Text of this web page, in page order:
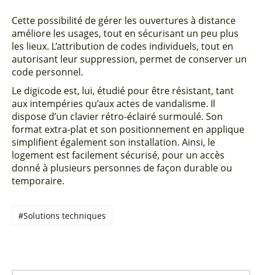
Cette possibilité de gérer les ouvertures à distance
améliore les usages, tout en sécurisant un peu plus
les lieux. L’attribution de codes individuels, tout en
autorisant leur suppression, permet de conserver un
code personnel.
Le digicode est, lui, étudié pour être résistant, tant
aux intempéries qu’aux actes de vandalisme. Il
dispose d’un clavier rétro-éclairé surmoulé. Son
format extra-plat et son positionnement en applique
simplifient également son installation. Ainsi, le
logement est facilement sécurisé, pour un accès
donné à plusieurs personnes de façon durable ou
temporaire.
#Solutions techniques